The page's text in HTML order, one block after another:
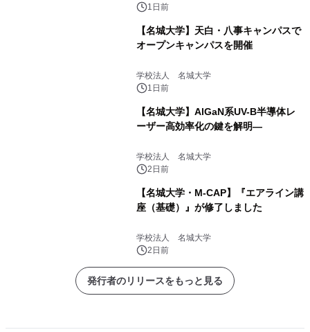
1日前
【名城大学】天白・八事キャンパスで
オープンキャンパスを開催
学校法人 名城大学
1日前
【名城大学】AlGaN系UV-B半導体レ
ーザー高効率化の鍵を解明―
学校法人 名城大学
2日前
【名城大学・M-CAP】『エアライン講
座（基礎）』が修了しました
学校法人 名城大学
2日前
発行者のリリースをもっと見る